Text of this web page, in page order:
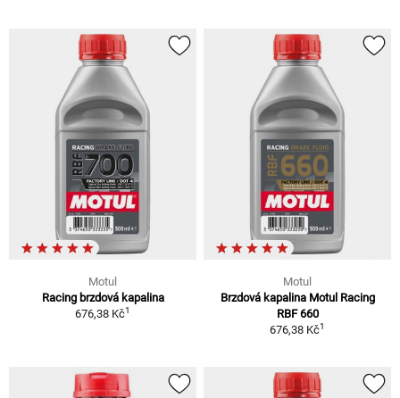
Motul
Racing brzdová kapalina
676,38 Kč1
Motul
Brzdová kapalina Motul Racing
RBF 660
676,38 Kč1